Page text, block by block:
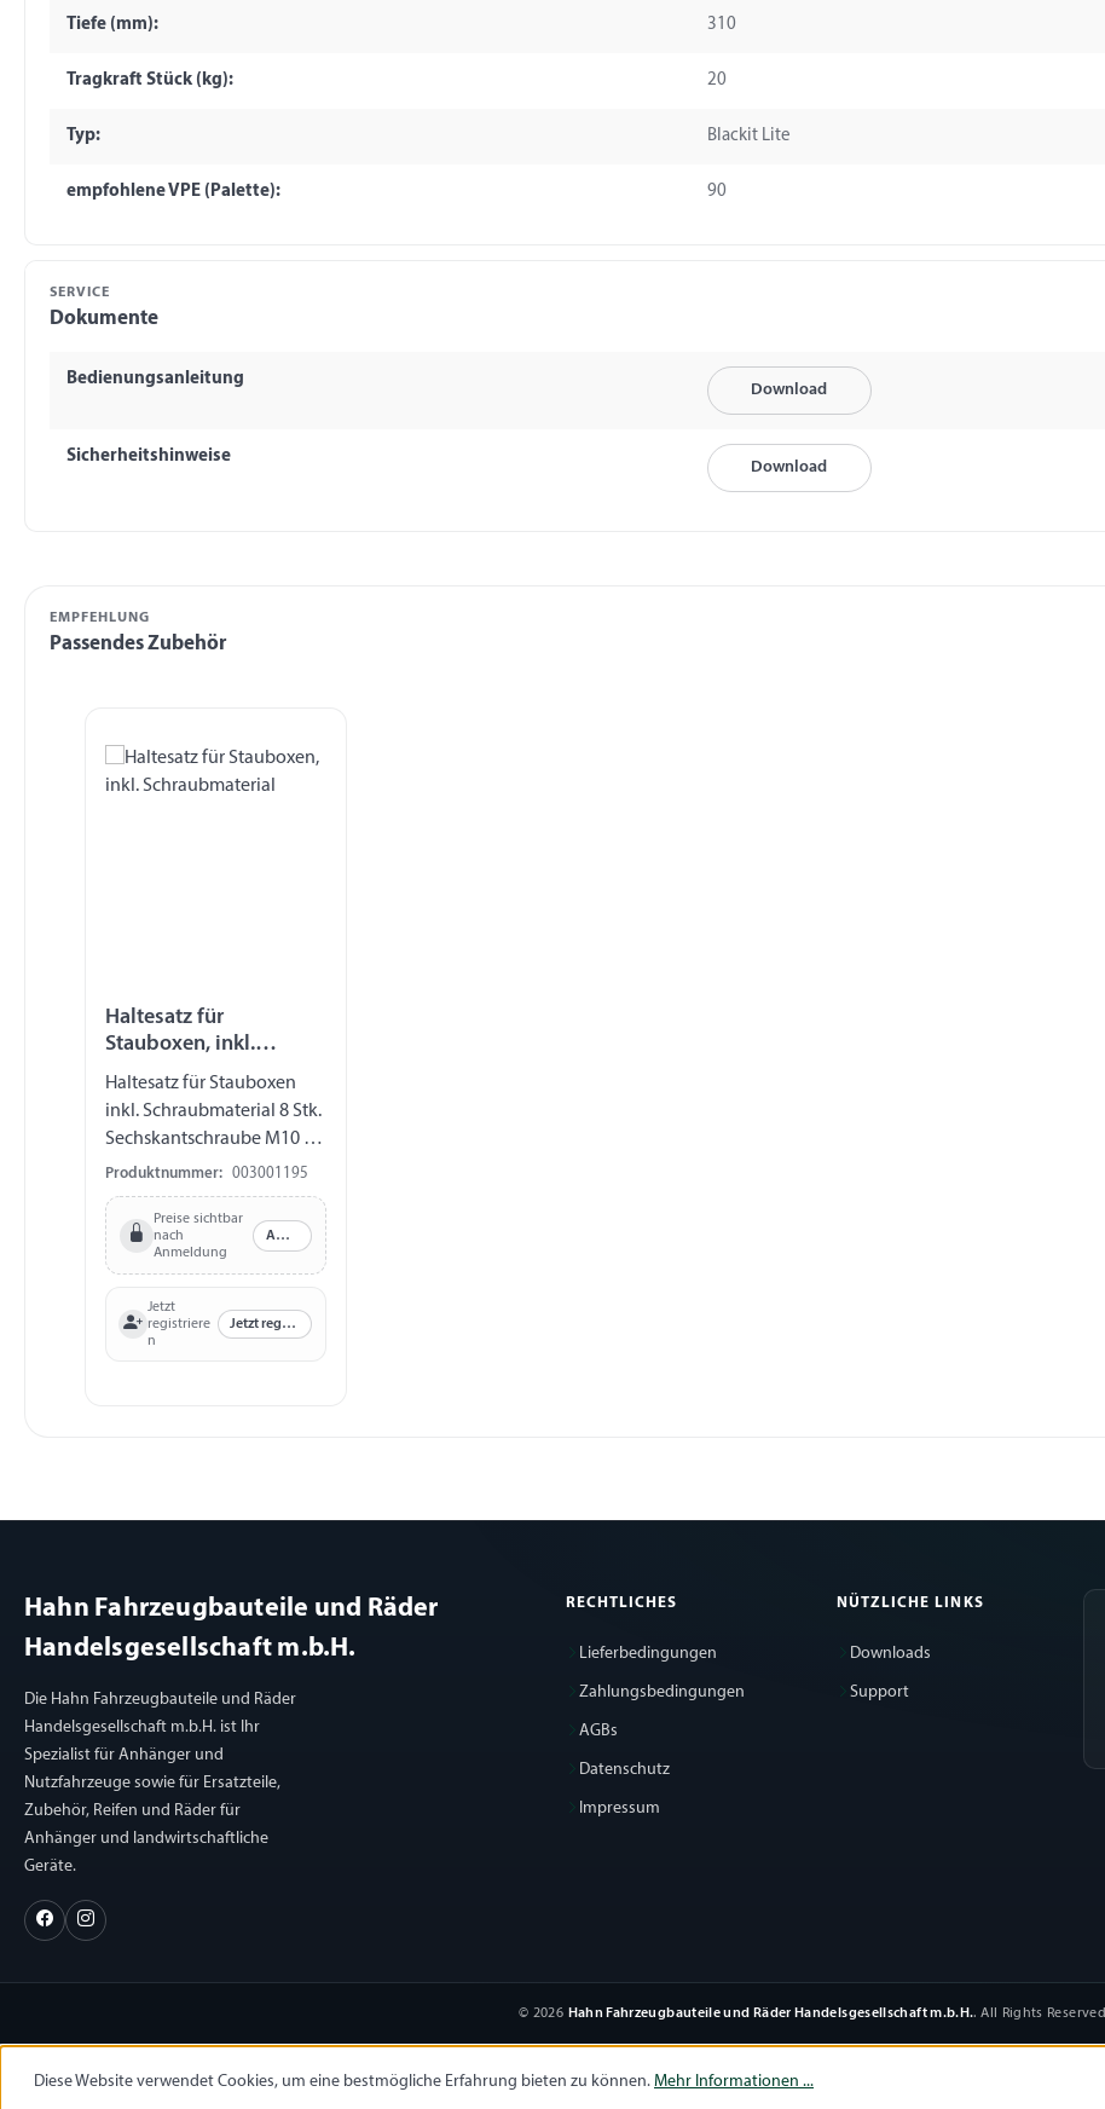
Tiefe (mm): 310
Tragkraft Stück (kg): 20
Typ: Blackit Lite
empfohlene VPE (Palette): 90
SERVICE
Dokumente
Bedienungsanleitung
Download
Sicherheitshinweise
Download
EMPFEHLUNG
Passendes Zubehör
Haltesatz für
Stauboxen, inkl.
Schraubmaterial
Haltesatz für Stauboxen
inkl. Schraubmaterial 8 Stk.
Sechskantschraube M10 x
30 mm 8 Stk.
Unterlegscheibe 10,5 x 30 x
2,5 mm 8 Stk.
selbstsichernde Mutter
M10
Produktnummer: 003001195
Preise sichtbar
nach
Anmeldung
Anmelden
Jetzt
registriere
n
Jetzt registrieren
Hahn Fahrzeugbauteile und Räder
Handelsgesellschaft m.b.H.
Die Hahn Fahrzeugbauteile und Räder
Handelsgesellschaft m.b.H. ist Ihr
Spezialist für Anhänger und
Nutzfahrzeuge sowie für Ersatzteile,
Zubehör, Reifen und Räder für
Anhänger und landwirtschaftliche
Geräte.
RECHTLICHES
Lieferbedingungen
Zahlungsbedingungen
AGBs
Datenschutz
Impressum
NÜTZLICHE LINKS
Downloads
Support
© 2026 Hahn Fahrzeugbauteile und Räder Handelsgesellschaft m.b.H.. All Rights Reserved
Diese Website verwendet Cookies, um eine bestmögliche Erfahrung bieten zu können. Mehr Informationen ...